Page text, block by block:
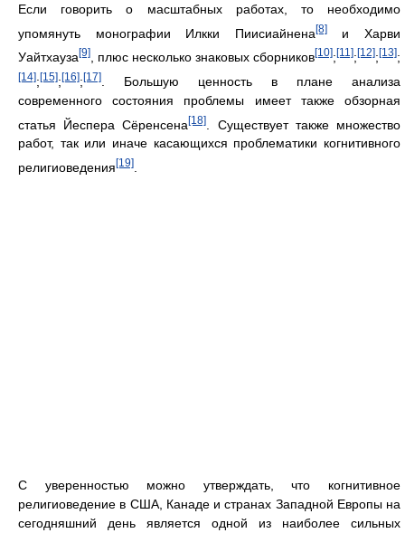
Если говорить о масштабных работах, то необходимо
упомянуть монографии Илкки Пиисиайнена[8]и Харви
Уайтхауза [9] , плюс несколько знаковых сборников[10]; [11]; [12]; [13];
[14];[15];[16];[17]
. Большую ценность в плане анализа
современного состояния проблемы имеет также обзорная
статья Йеспера Сёренсена[18]
. Существует также множество
работ, так или иначе касающихся проблематики когнитивного
религиоведения [19]
С уверенностью можно утверждать, что когнитивное
религиоведение в США, Канаде и странах Западной Европы на
сегодняшний день является одной из наиболее сильных